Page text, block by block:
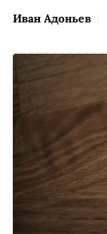
Иван Адоньев